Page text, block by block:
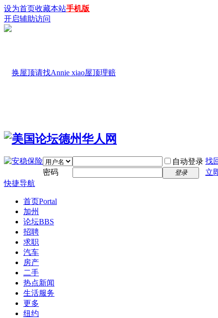
设为首页收藏本站手机版
开启辅助访问
自动登录 找
密码
登录
立
快捷导航
首页Portal
加州
论坛BBS
招聘
求职
汽车
房产
二手
热点新闻
生活服务
更多
纽约